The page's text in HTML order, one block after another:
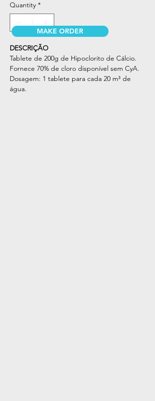
Quantity *
DESCRIÇÃO
Tablete de 200g de Hipoclorito de Cálcio.
Fornece 70% de cloro disponível sem CyA.
Dosagem: 1 tablete para cada 20 m³ de
água.
MAKE ORDER